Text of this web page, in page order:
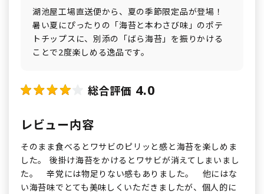
湖池屋工場直送便から、夏の季節限定品が登場！
暑い夏にぴったりの「海苔と本わさび味」のポテ
トチップスに、別添の「ばら海苔」を振りかける
ことで2度楽しめる逸品です。
総合評価 4.0
レビュー内容
そのまま食べるとワサビのピリッと感と海苔を楽しめま
した。 後掛け海苔をかけるとワサビが消えてしまいまし
た。 辛党には物足りない感もありました。 他にはな
い海苔味でとても美味しくいただきましたが、個人的に